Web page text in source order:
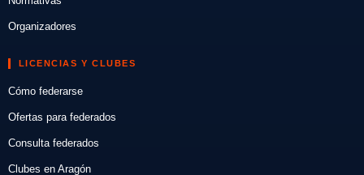
Organizadores
LICENCIAS Y CLUBES
Cómo federarse
Ofertas para federados
Consulta federados
Clubes en Aragón